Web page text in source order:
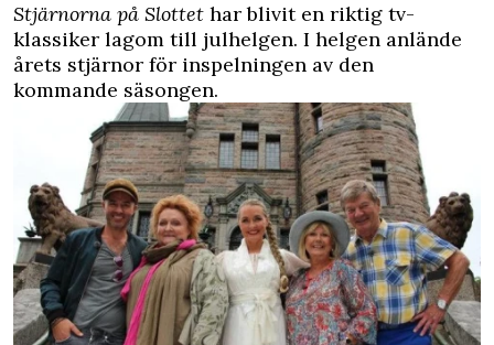
Stjärnorna på Slottet har blivit en riktig tv-
klassiker lagom till julhelgen. I helgen anlände
årets stjärnor för inspelningen av den
kommande säsongen.